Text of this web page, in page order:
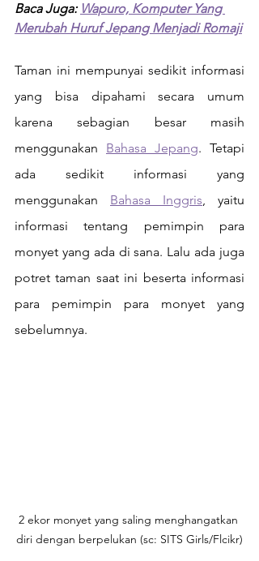
Baca Juga: Wapuro, Komputer Yang
Merubah Huruf Jepang Menjadi Romaji
Taman ini mempunyai sedikit informasi
yang bisa dipahami secara umum
karena sebagian besar masih
menggunakan Bahasa Jepang. Tetapi
ada sedikit informasi yang
menggunakan Bahasa Inggris, yaitu
informasi tentang pemimpin para
monyet yang ada di sana. Lalu ada juga
potret taman saat ini beserta informasi
para pemimpin para monyet yang
sebelumnya.
2 ekor monyet yang saling menghangatkan
diri dengan berpelukan (sc: SITS Girls/Flcikr)